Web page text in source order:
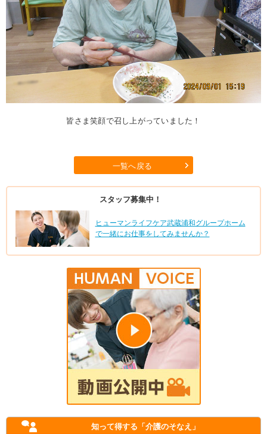
皆さま笑顔で召し上がっていました！
一覧へ戻る
スタッフ募集中！
ヒューマンライフケア武蔵浦和グループホーム
で一緒にお仕事をしてみませんか？
知って得する 「介護のそなえ」